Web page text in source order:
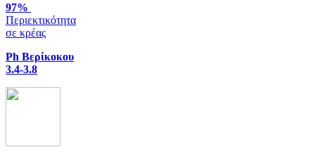
97%
Περιεκτικότητα
σε κρέας
Ph Βερίκοκου
3.4-3.8